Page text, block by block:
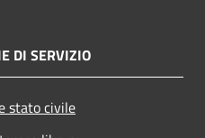
DI SERVIZIO
stato civile